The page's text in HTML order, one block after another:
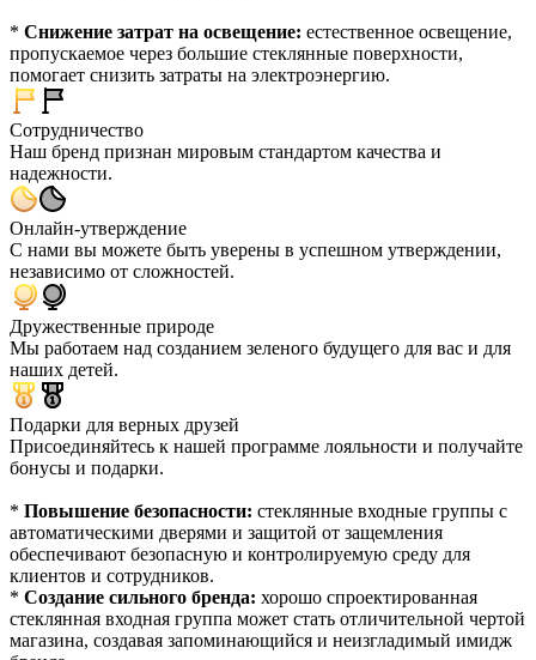
* Снижение затрат на освещение: естественное освещение,
пропускаемое через большие стеклянные поверхности,
помогает снизить затраты на электроэнергию.
Сотрудничество
Наш бренд признан мировым стандартом качества и
надежности.
Онлайн-утверждение
С нами вы можете быть уверены в успешном утверждении,
независимо от сложностей.
Дружественные природе
Мы работаем над созданием зеленого будущего для вас и для
наших детей.
Подарки для верных друзей
Присоединяйтесь к нашей программе лояльности и получайте
бонусы и подарки.
* Повышение безопасности: стеклянные входные группы с
автоматическими дверями и защитой от защемления
обеспечивают безопасную и контролируемую среду для
клиентов и сотрудников.
* Создание сильного бренда: хорошо спроектированная
стеклянная входная группа может стать отличительной чертой
магазина, создавая запоминающийся и неизгладимый имидж